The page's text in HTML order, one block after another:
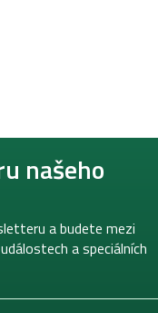
našeho
a budete mezi
a speciálních